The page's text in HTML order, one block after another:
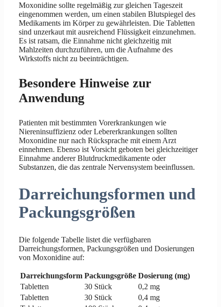
Moxonidine sollte regelmäßig zur gleichen Tageszeit
eingenommen werden, um einen stabilen Blutspiegel des
Medikaments im Körper zu gewährleisten. Die Tabletten
sind unzerkaut mit ausreichend Flüssigkeit einzunehmen.
Es ist ratsam, die Einnahme nicht gleichzeitig mit
Mahlzeiten durchzuführen, um die Aufnahme des
Wirkstoffs nicht zu beeinträchtigen.
Besondere Hinweise zur
Anwendung
Patienten mit bestimmten Vorerkrankungen wie
Niereninsuffizienz oder Lebererkrankungen sollten
Moxonidine nur nach Rücksprache mit einem Arzt
einnehmen. Ebenso ist Vorsicht geboten bei gleichzeitiger
Einnahme anderer Blutdruckmedikamente oder
Substanzen, die das zentrale Nervensystem beeinflussen.
Darreichungsformen und
Packungsgrößen
Die folgende Tabelle listet die verfügbaren
Darreichungsformen, Packungsgrößen und Dosierungen
von Moxonidine auf:
Darreichungsform Packungsgröße Dosierung (mg)
Tabletten
30 Stück
0,2 mg
Tabletten
30 Stück
0,4 mg